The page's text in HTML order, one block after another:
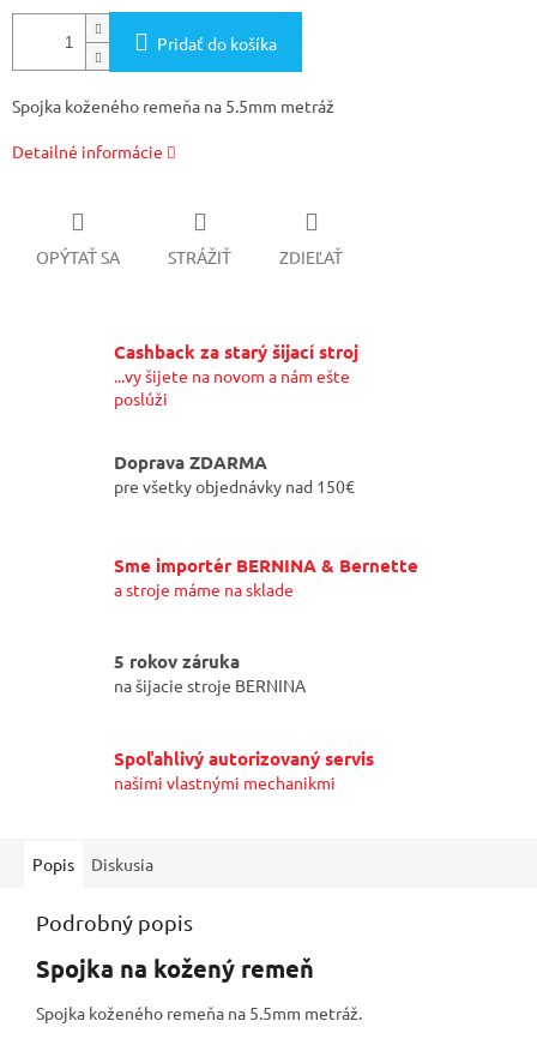
Pridať do košíka
Spojka koženého remeňa na 5.5mm metráž
Detailné informácie
OPÝTAŤ SA STRÁŽIŤ ZDIEĽAŤ
Cashback za starý šijací stroj
...vy šijete na novom a nám ešte
poslúži
Doprava ZDARMA
pre všetky objednávky nad 150€
Sme importér BERNINA & Bernette
a stroje máme na sklade
5 rokov záruka
na šijacie stroje BERNINA
Spoľahlivý autorizovaný servis
našimi vlastnými mechanikmi
Popis Diskusia
Podrobný popis
Spojka na kožený remeň
Spojka koženého remeňa na 5.5mm metráž.